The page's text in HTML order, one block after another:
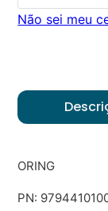
Não sei meu
ORING
PN: